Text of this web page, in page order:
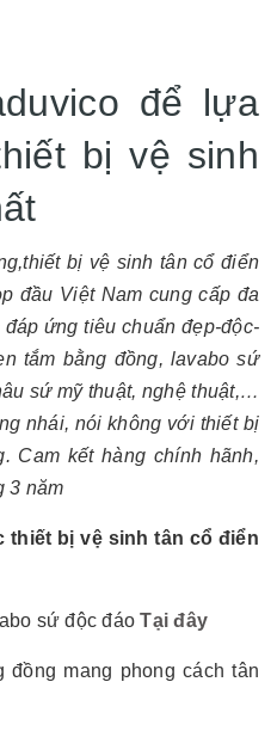
để lựa
bị vệ sinh
bị vệ sinh tân cổ điển
đầu Việt Nam cung cấp đa
ứng tiêu chuẩn đẹp-độc-
tắm bằng đồng, lavabo sứ
sứ mỹ thuật, nghệ thuật,…
nhái, nói không với thiết bị
Cam kết hàng chính hãnh,
3 năm
thiết bị vệ sinh tân cổ điển
sứ độc đáoTại đây
đồng mang phong cách tân